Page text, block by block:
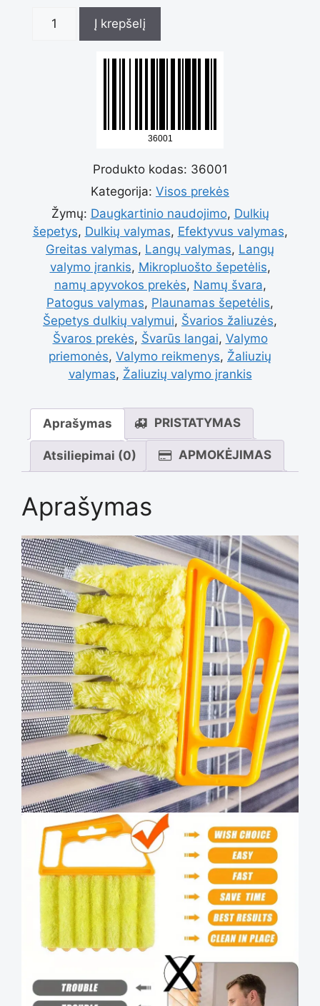
produkto
Plaunamas
mikropluošto
langų
ir
žaliuzių
valymo
šepetėlis
Į krepšelį
Produkto kodas: 36001
Kategorija: Visos prekės
Žymų: Daugkartinio naudojimo, Dulkių
šepetys, Dulkių valymas, Efektyvus valymas,
Greitas valymas, Langų valymas, Langų
valymo įrankis, Mikropluošto šepetėlis,
namų apyvokos prekės, Namų švara,
Patogus valymas, Plaunamas šepetėlis,
Šepetys dulkių valymui, Švarios žaliuzės,
Švaros prekės, Švarūs langai, Valymo
priemonės, Valymo reikmenys, Žaliuzių
valymas, Žaliuzių valymo įrankis
Aprašymas PRISTATYMAS
Atsiliepimai (0) APMOKĖJIMAS
Aprašymas